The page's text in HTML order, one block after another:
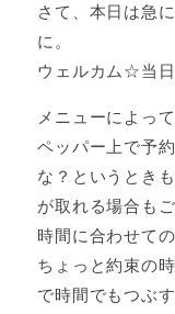
さて、本日は急
に。
ウェルカム☆当日
メニューによっ
ペッパー上で予
な？というとき
が取れる場合もご
時間に合わせて
ちょっと約束の
で時間でもつぶ